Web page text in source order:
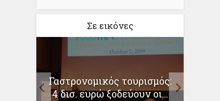
Σε εικόνες
Γαστρονομικός τουρισμός:
4 δισ. ευρώ ξοδεύουν οι...